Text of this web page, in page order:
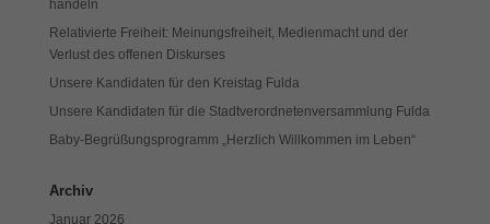
handeln
Relativierte Freiheit: Meinungsfreiheit, Medienmacht und der
Verlust des offenen Diskurses
Unsere Kandidaten für den Kreistag Fulda
Unsere Kandidaten für die Stadtverordnetenversammlung Fulda
Baby-Begrüßungsprogramm „Herzlich Willkommen im Leben“
Archiv
Januar 2026
Alle akzeptieren
Zurück
Datenschutzeinstellungen
Essenziell (1)
Essenzielle Cookies ermöglichen grundlegende Funktionen und sind für